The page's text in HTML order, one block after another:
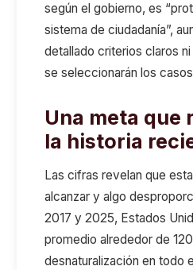
según el gobierno, es
sistema de ciudadanía”,
detallado criterios claros
se seleccionarán los
Una meta que
la historia
Las cifras revelan que
alcanzar y algo
2017 y 2025, Estados
promedio alrededor de
desnaturalización en todo